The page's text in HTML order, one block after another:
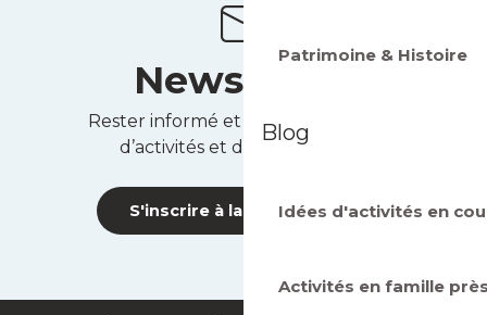
Patrimoine & Histoire
Blog
Idées d'activités en
Activités en famille
Newsletter
Rester informé et recevoir des idées
d’activités et des bons plans !
S'inscrire à la newsletter